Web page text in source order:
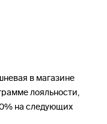
в магазине
лояльности,
на следующих